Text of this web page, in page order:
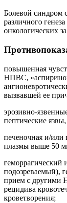
Болевой синдром
различного
онкологических
повышенная
НПВС,
вызвавшей ее
эрозивно-
пептические
печеночная и/или
плазмы выше 50
геморрагический
подозреваемый),
прием с другими
рецидива
кроветворения;